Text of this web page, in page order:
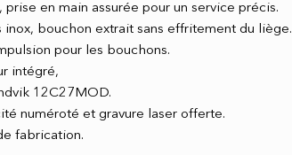
en main assurée pour un service précis.
bouchon extrait sans effritement du liège.
pour les bouchons.
intégré,
12C27MOD.
numéroté et gravure laser offerte.
fabrication.